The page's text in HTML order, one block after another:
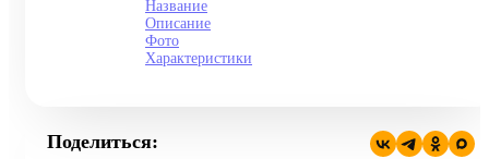
Название
Описание
Фото
Характеристики
Поделиться: